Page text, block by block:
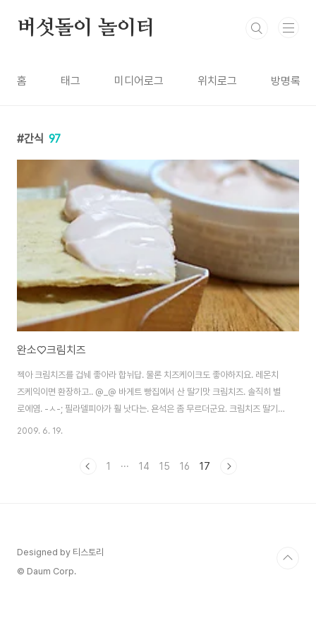
버섯돌이 놀이터
홈 태그 미디어로그 위치로그 방명록
간식 97
완소♡크림치즈
젝아 크림치즈를 겁눼 좋아라 합뉘답. 물론 치즈케이크도 좋아하지요. 레몬치
즈케익이면 환장하고.. @_@ 바게트 빵집에서 산 딸기맛 크림치즈. 솔직히 별
로에염. -ㅅ-; 필라델피아가 훨 낫다는. 욘석은 좀 무르더군요. 크림치즈 딸기
맛은 맛이 매우 순해서.. 어린이나 신맛(?)에 약하신 분들에게 접근성이 좋습니
게 바게트에 발라 먹는걸 좋아합니다. (바게트는 호두가 진리!) 입맛 없을때도
2009. 6. 19.
1 ··· 14 15 16 17
Designed by 티스토리
© Daum Corp.